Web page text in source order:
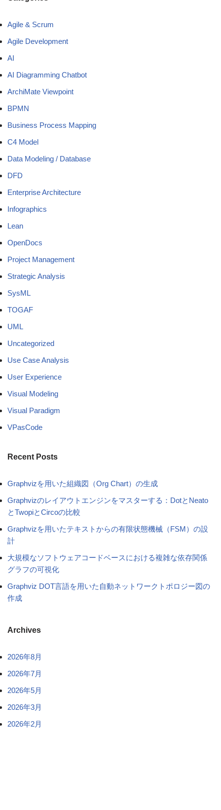
Agile & Scrum
Agile Development
AI
AI Diagramming Chatbot
ArchiMate Viewpoint
BPMN
Business Process Mapping
C4 Model
Data Modeling / Database
DFD
Enterprise Architecture
Infographics
Lean
OpenDocs
Project Management
Strategic Analysis
SysML
TOGAF
UML
Uncategorized
Use Case Analysis
User Experience
Visual Modeling
Visual Paradigm
VPasCode
Recent Posts
Graphvizを用いた組織図（Org Chart）の生成
Graphvizのレイアウトエンジンをマスターする：DotとNeato
とTwopiとCircoの比較
Graphvizを用いたテキストからの有限状態機械（FSM）の設
計
大規模なソフトウェアコードベースにおける複雑な依存関係
グラフの可視化
Graphviz DOT言語を用いた自動ネットワークトポロジー図の
作成
Archives
2026年8月
2026年7月
2026年5月
2026年3月
2026年2月